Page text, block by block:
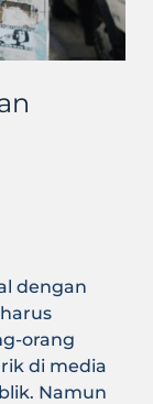
dengan
orang
di media
Namun